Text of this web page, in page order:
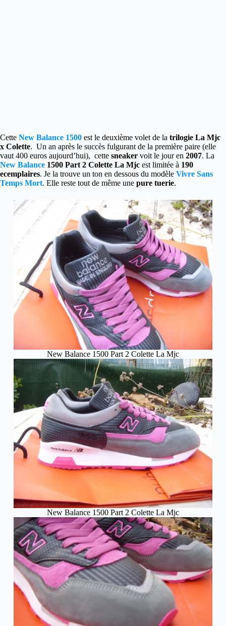
Cette New Balance 1500 est le deuxième volet de la trilogie La Mjc
x Colette. Un an après le succès fulgurant de la première paire (elle
vaut 400 euros aujourd’hui), cette sneaker voit le jour en 2007. La
New Balance 1500 Part 2 Colette La Mjc est limitée à 190
ecemplaires. Je la trouve un ton en dessous du modèle Vivre Sans
Temps Mort. Elle reste tout de même une pure tuerie.
New Balance 1500 Part 2 Colette La Mjc
New Balance 1500 Part 2 Colette La Mjc